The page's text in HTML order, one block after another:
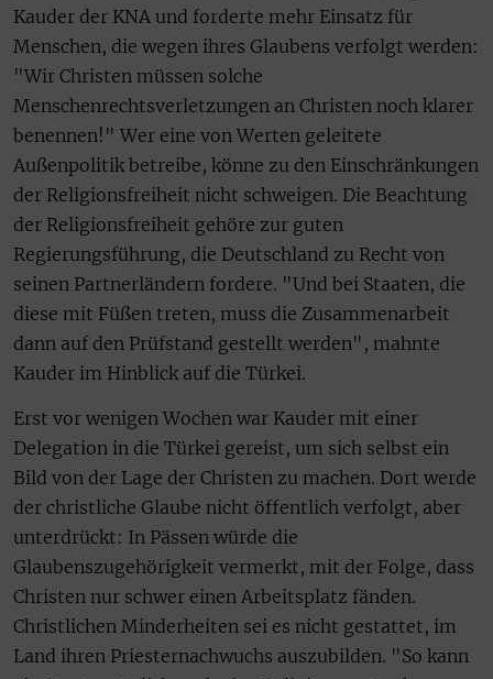
Kauder der KNA und forderte mehr Einsatz für
Menschen, die wegen ihres Glaubens verfolgt werden:
"Wir Christen müssen solche
Menschenrechtsverletzungen an Christen noch klarer
benennen!" Wer eine von Werten geleitete
Außenpolitik betreibe, könne zu den Einschränkungen
der Religionsfreiheit nicht schweigen. Die Beachtung
der Religionsfreiheit gehöre zur guten
Regierungsführung, die Deutschland zu Recht von
seinen Partnerländern fordere. "Und bei Staaten, die
diese mit Füßen treten, muss die Zusammenarbeit
dann auf den Prüfstand gestellt werden", mahnte
Kauder im Hinblick auf die Türkei.
Erst vor wenigen Wochen war Kauder mit einer
Delegation in die Türkei gereist, um sich selbst ein
Bild von der Lage der Christen zu machen. Dort werde
der christliche Glaube nicht öffentlich verfolgt, aber
unterdrückt: In Pässen würde die
Glaubenszugehörigkeit vermerkt, mit der Folge, dass
Christen nur schwer einen Arbeitsplatz fänden.
Christlichen Minderheiten sei es nicht gestattet, im
Land ihren Priesternachwuchs auszubilden. "So kann